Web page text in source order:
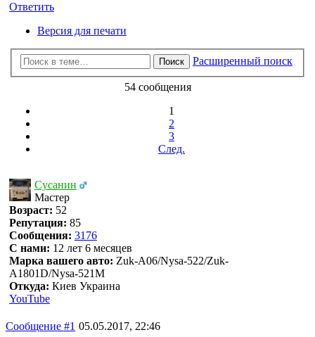
Ответить
Версия для печати
Поиск Расширенный поиск
54 сообщения
1
2
3
След.
Сусанин
Мастер
Возраст: 52
Репутация: 85
Сообщения: 3176
С нами: 12 лет 6 месяцев
Марка вашего авто: Zuk-A06/Nysa-522/Zuk-
A1801D/Nysa-521M
Откуда: Киев Украина
YouTube
Сообщение #1 05.05.2017, 22:46